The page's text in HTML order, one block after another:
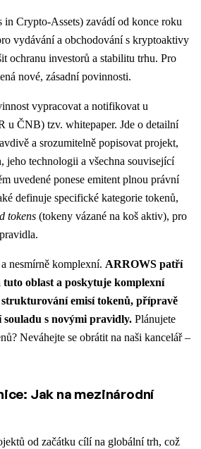
Crypto-Assets) zavádí od konce roku
vydávání a obchodování s kryptoaktivy
ochranu investorů a stabilitu trhu. Pro
nové, zásadní povinnosti.
vypracovat a notifikovat u
u ČNB) tzv. whitepaper. Jde o detailní
a srozumitelně popisovat projekt,
jeho technologii a všechna související
uvedené ponese emitent plnou právní
definuje specifické kategorie tokenů,
tokens (tokeny vázané na koš aktiv), pro
nesmírně komplexní. ARROWS patří
oblast a poskytuje komplexní
emisí tokenů, přípravě
s novými pravidly. Plánujete
Neváhejte se obrátit na naši kancelář –
Jak na mezinárodní
od začátku cílí na globální trh, což